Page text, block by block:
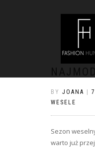
BY JOANA
WESELE
Sezon
warto już